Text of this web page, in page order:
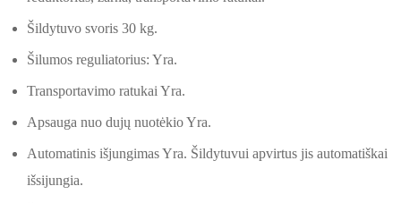
Šildytuvo svoris 30 kg.
Šilumos reguliatorius: Yra.
Transportavimo ratukai Yra.
Apsauga nuo dujų nuotėkio Yra.
Automatinis išjungimas Yra. Šildytuvui apvirtus jis automatiškai
išsijungia.